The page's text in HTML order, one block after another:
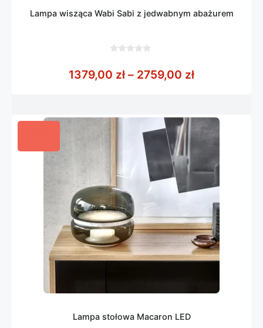
Lampa wisząca Wabi Sabi z jedwabnym abażurem
5
1379,00 zł – 2759,00 złZakres cen:
Lampa stołowa Macaron LED